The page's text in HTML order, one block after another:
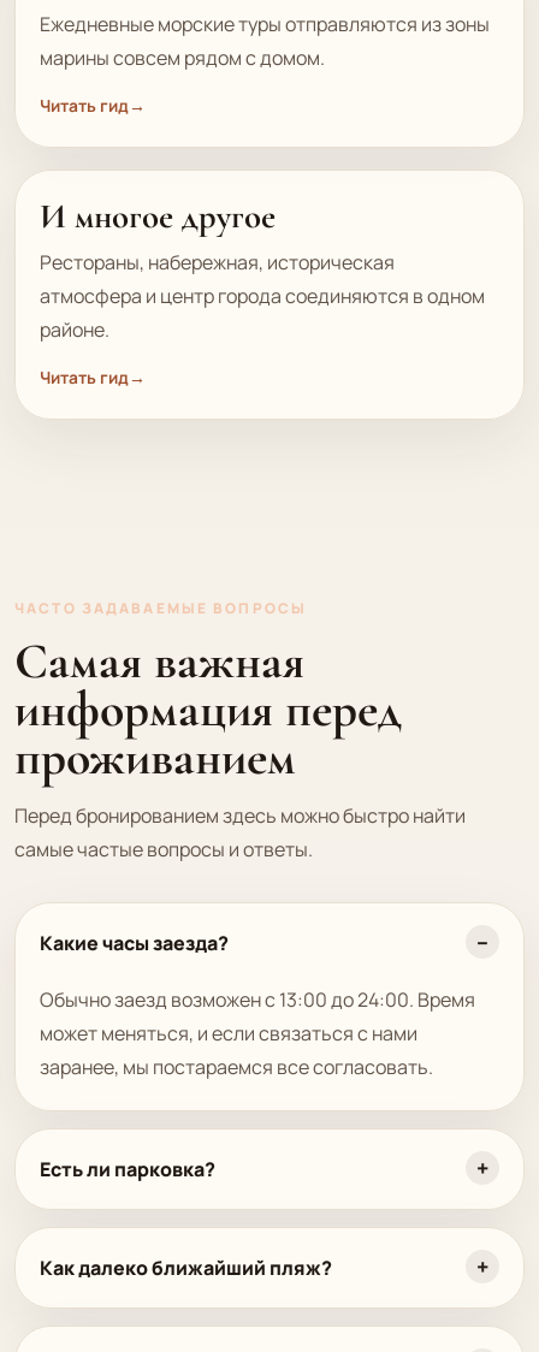
Ежедневные морские туры отправляются из зоны
марины совсем рядом с домом.
Читать гид→
И многое другое
Рестораны, набережная, историческая
атмосфера и центр города соединяются в одном
районе.
Читать гид→
ЧАСТО ЗАДАВАЕМЫЕ ВОПРОСЫ
Самая важная
информация перед
проживанием
Перед бронированием здесь можно быстро найти
самые частые вопросы и ответы.
Какие часы заезда?
Обычно заезд возможен с 13:00 до 24:00. Время
может меняться, и если связаться с нами
заранее, мы постараемся все согласовать.
Есть ли парковка?
Как далеко ближайший пляж?